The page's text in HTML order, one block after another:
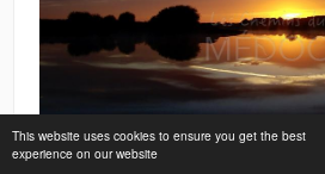
This website uses cookies to ensure you get the best
experience on our website